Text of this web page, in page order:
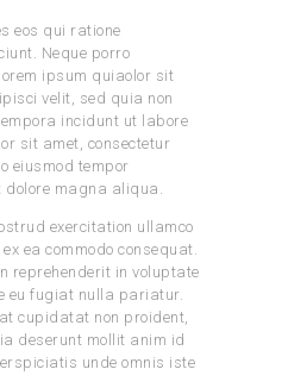
eos qui ratione
Neque porro
ipsum quiaolor sit
velit, sed quia non
incidunt ut labore
sit amet, consectetur
eiusmod tempor
dolore magna aliqua.
exercitation ullamco
ea commodo consequat.
reprehenderit in voluptate
eu fugiat nulla pariatur.
cupidatat non proident,
deserunt mollit anim id
unde omnis iste